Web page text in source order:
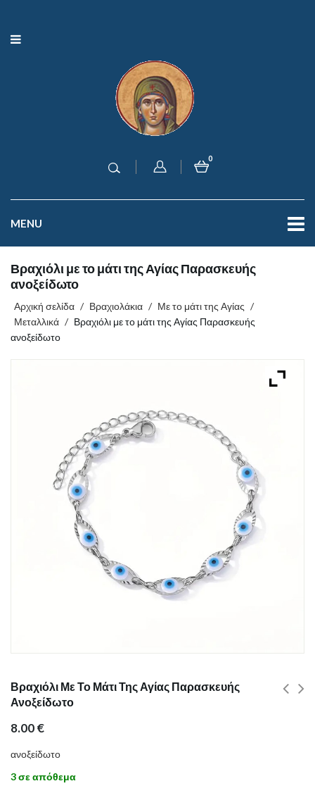
0
MENU
Βραχιόλι με το μάτι της Αγίας Παρασκευής
ανοξείδωτο
Αρχική σελίδα / Βραχιολάκια / Με το μάτι της Αγίας /
Μεταλλικά / Βραχιόλι με το μάτι της Αγίας Παρασκευής
ανοξείδωτο
Βραχιόλι Με Το Μάτι Της Αγίας Παρασκευής
Ανοξείδωτο
8.00€
ανοξείδωτο
3 σε απόθεμα